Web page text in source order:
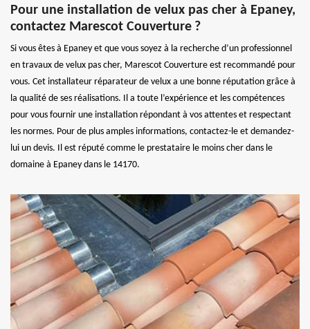
Pour une installation de velux pas cher à Epaney,
contactez Marescot Couverture ?
Si vous êtes à Epaney et que vous soyez à la recherche d’un professionnel
en travaux de velux pas cher, Marescot Couverture est recommandé pour
vous. Cet installateur réparateur de velux a une bonne réputation grâce à
la qualité de ses réalisations. Il a toute l’expérience et les compétences
pour vous fournir une installation répondant à vos attentes et respectant
les normes. Pour de plus amples informations, contactez-le et demandez-
lui un devis. Il est réputé comme le prestataire le moins cher dans le
domaine à Epaney dans le 14170.